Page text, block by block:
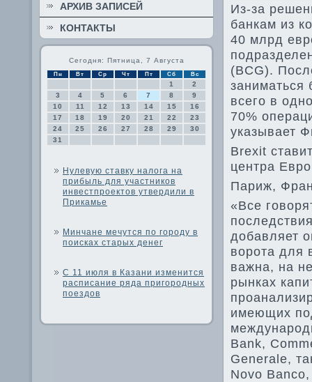
АРХИВ ЗАПИСЕЙ
КОНТАКТЫ
Сегодня: Пятница, 7 Августа
Пн Вт Ср Чт Пт Сб Вс
1
2
3
4 5 6 7 8
9
10
11 12 13 14 15
16
17
18 19 20 21 22
23
24
25 26 27 28 29
30
31
Нулевую ставку налога на
прибыль для участников
инвестпроектов утвердили в
Прикамье
Минчане мечутся по городу в
поисках старых денег
С 11 июля в Казани изменится
расписание ряда пригородных
поездов
Из-за
банкам из
40 млрд
(BCG).
заниматься
всего в
70%
указывает
Brexit
центра
Париж,
«Все
добавляет
ворота для
важна, на
рынках
имеющих
Bank,
Generale,
Novo